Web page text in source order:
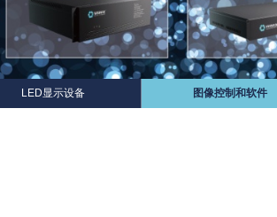
LED显示设备 图像控制和软件